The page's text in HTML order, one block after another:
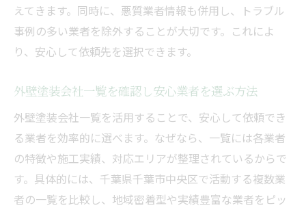
えてきます。同時に、悪質業者情報も併用し、トラブル
事例の多い業者を除外することが大切です。これによ
り、安心して依頼先を選択できます。
外壁塗装会社一覧を確認し安心業者を選ぶ方法
外壁塗装会社一覧を活用することで、安心して依頼でき
る業者を効率的に選べます。なぜなら、一覧には各業者
の特徴や施工実績、対応エリアが整理されているからで
す。具体的には、千葉県千葉市中央区で活動する複数業
者の一覧を比較し、地域密着型や実績豊富な業者をピッ